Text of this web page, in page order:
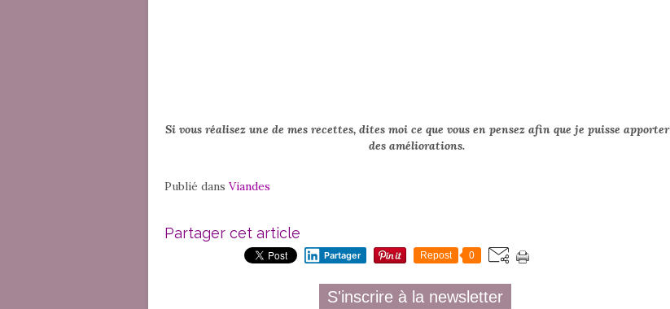
Si vous réalisez une de mes recettes, dites moi ce que vous en pensez afin que je puisse apporter
des améliorations.
Publié dans Viandes
Partager cet article
Partager Repost 0
S'inscrire à la newsletter